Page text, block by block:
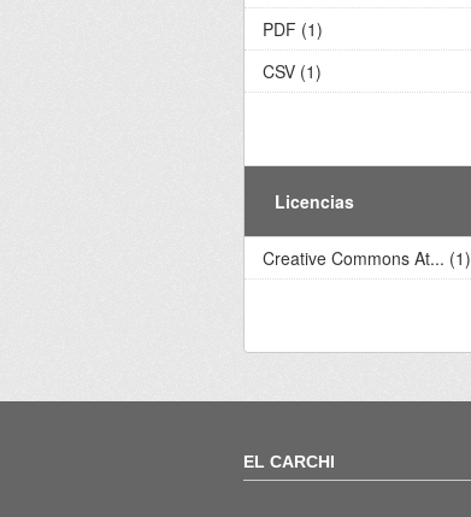
PDF (1)
CSV (1)
Licencias
Creative Commons At... (1)
EL CARCHI